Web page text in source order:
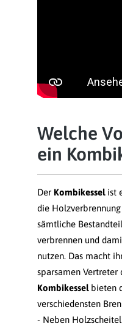
Welche
ein
Der Kombikesselist
die
sämtliche
verbrennen und
nutzen. Das macht
sparsamen Vertreter
Kombikesselbieten
verschiedensten
- Neben